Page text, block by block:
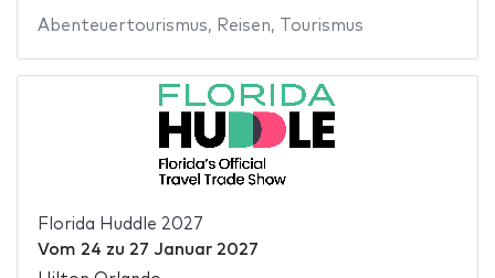
Abenteuertourismus, Reisen, Tourismus
Florida Huddle 2027
Vom 24 zu 27 Januar 2027